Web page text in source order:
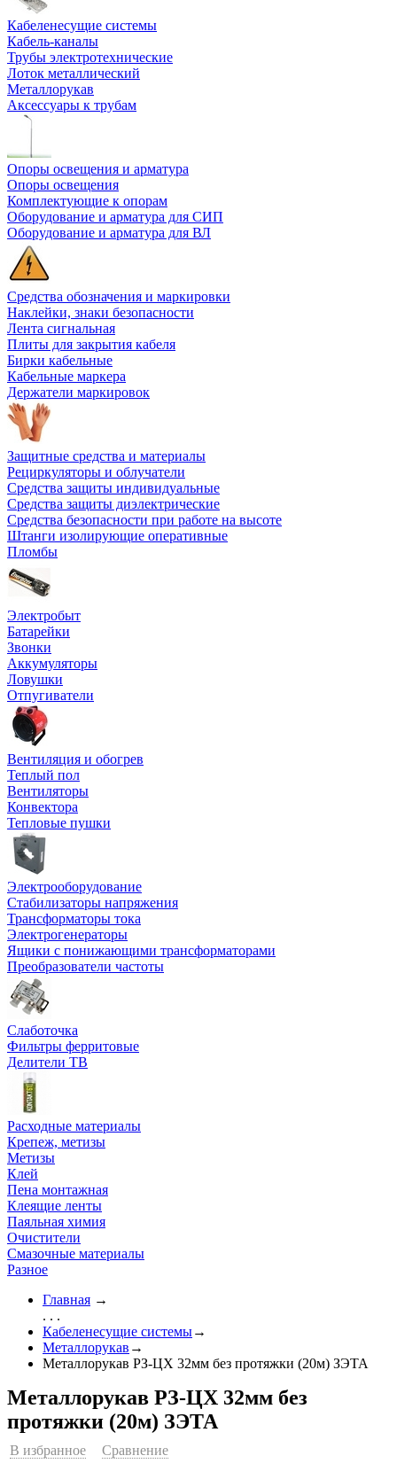
Кабеленесущие системы
Кабель-каналы
Трубы электротехнические
Лоток металлический
Металлорукав
Аксессуары к трубам
Опоры освещения и арматура
Опоры освещения
Комплектующие к опорам
Оборудование и арматура для СИП
Оборудование и арматура для ВЛ
Средства обозначения и маркировки
Наклейки, знаки безопасности
Лента сигнальная
Плиты для закрытия кабеля
Бирки кабельные
Кабельные маркера
Держатели маркировок
Защитные средства и материалы
Рециркуляторы и облучатели
Средства защиты индивидуальные
Средства защиты диэлектрические
Средства безопасности при работе на высоте
Штанги изолирующие оперативные
Пломбы
Электробыт
Батарейки
Звонки
Аккумуляторы
Ловушки
Отпугиватели
Вентиляция и обогрев
Теплый пол
Вентиляторы
Конвектора
Тепловые пушки
Электрооборудование
Стабилизаторы напряжения
Трансформаторы тока
Электрогенераторы
Ящики с понижающими трансформаторами
Преобразователи частоты
Слаботочка
Фильтры ферритовые
Делители ТВ
Расходные материалы
Крепеж, метизы
Метизы
Клей
Пена монтажная
Клеящие ленты
Паяльная химия
Очистители
Смазочные материалы
Разное
Главная →
. . .
Кабеленесущие системы→
Металлорукав →
Металлорукав РЗ-ЦХ 32мм без протяжки (20м) ЗЭТА
Металлорукав РЗ-ЦХ 32мм без
протяжки (20м) ЗЭТА
В избранное Сравнение